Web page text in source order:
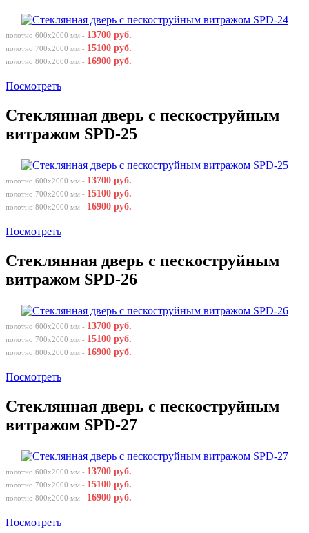
полотно 600х2000 мм - 13700 руб.
полотно 700х2000 мм - 15100 руб.
полотно 800х2000 мм - 16900 руб.
Посмотреть
Стеклянная дверь с пескоструйным
витражом SPD-25
полотно 600х2000 мм - 13700 руб.
полотно 700х2000 мм - 15100 руб.
полотно 800х2000 мм - 16900 руб.
Посмотреть
Стеклянная дверь с пескоструйным
витражом SPD-26
полотно 600х2000 мм - 13700 руб.
полотно 700х2000 мм - 15100 руб.
полотно 800х2000 мм - 16900 руб.
Посмотреть
Стеклянная дверь с пескоструйным
витражом SPD-27
полотно 600х2000 мм - 13700 руб.
полотно 700х2000 мм - 15100 руб.
полотно 800х2000 мм - 16900 руб.
Посмотреть